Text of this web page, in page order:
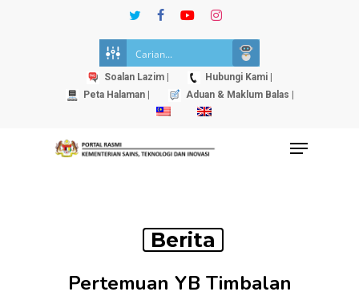
twitterfacebookyoutubeinstagram
Soalan Lazim |
Hubungi Kami |
Peta Halaman |
Aduan & Maklum Balas |
Menu
Berita
Pertemuan YB Timbalan